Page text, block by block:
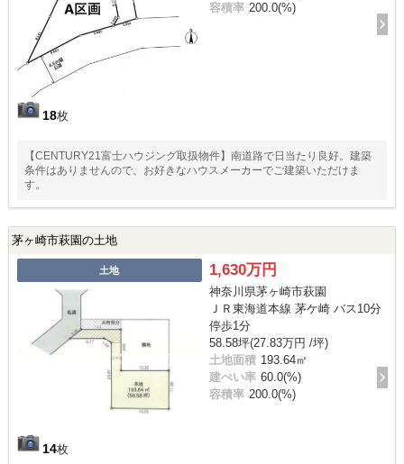
18枚
容積率 200.0(%)
【CENTURY21富士ハウジング取扱物件】南道路で日当たり良好。建築
条件はありませんので、お好きなハウスメーカーでご建築いただけま
す。
茅ヶ崎市萩園の土地
土地
14枚
1,630万円
神奈川県茅ヶ崎市萩園
ＪＲ東海道本線 茅ケ崎 バス10分
停歩1分
58.58坪(27.83万円 /坪)
土地面積 193.64㎡
建ぺい率 60.0(%)
容積率 200.0(%)